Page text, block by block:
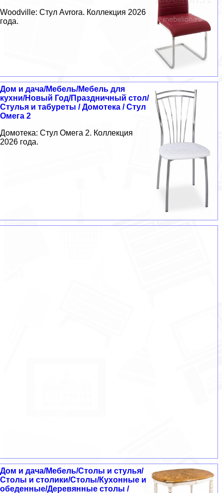
Woodville: Стул Avrora. Коллекция 2026
года.
Дом и дача/Мебель/Мебель для
кухни/Новый Год/Праздничный стол/
Стулья и табуреты / Домотека / Стул
Омега 2
Домотека: Стул Омега 2. Коллекция
2026 года.
Дом и дача/Мебель/Столы и стулья/
Столы и столики/Столы/Кухонные и
обеденные/Деревянные столы /